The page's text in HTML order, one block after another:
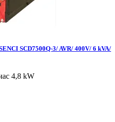
SCD7500Q-3/ AVR/ 400V/ 6 kVA/
4,8 kW